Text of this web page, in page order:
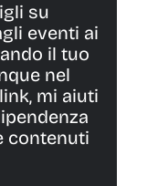
su
eventi ai
il tuo
nel
mi aiuti
contenuti